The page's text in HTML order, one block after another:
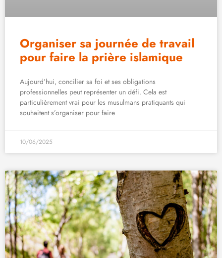
Organiser sa journée de travail
pour faire la prière islamique
Aujourd’hui, concilier sa foi et ses obligations
professionnelles peut représenter un défi. Cela est
particulièrement vrai pour les musulmans pratiquants qui
souhaitent s’organiser pour faire
10/06/2025